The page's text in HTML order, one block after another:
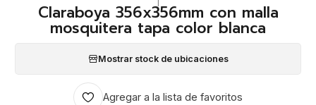
Claraboya 356x356mm con malla
mosquitera tapa color blanca
Mostrar stock de ubicaciones
Agregar a la lista de favoritos